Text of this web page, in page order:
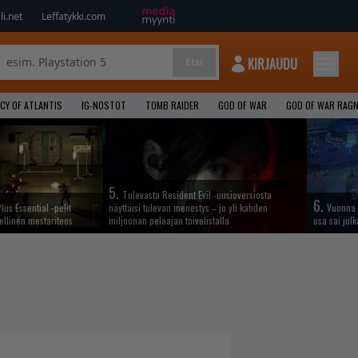
Leffatykki.com
KIRJAUDU
OF ATLANTIS IG-NOSTOT TOMB RAIDER GOD OF WAR GOD OF WAR
Essential -pelit
mestariteos
5. Tulevasta Resident Evil -uusioversiosta
näyttäisi tulevan menestys – jo yli kahden
miljoonan pelaajan toivelistalla
6.
osa sai